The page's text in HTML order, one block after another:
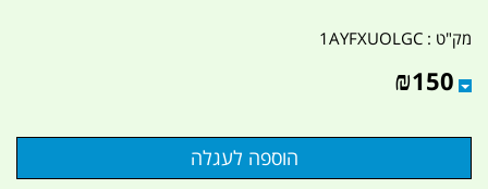
מק"ט : 1AYFXUOLGC
₪150